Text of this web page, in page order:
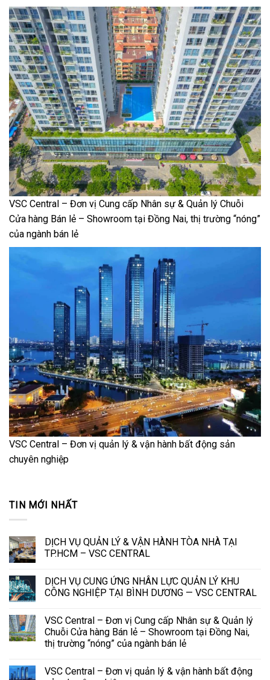
VSC Central – Đơn vị Cung cấp Nhân sự & Quản lý Chuỗi
Cửa hàng Bán lẻ – Showroom tại Đồng Nai, thị trường “nóng”
của ngành bán lẻ
VSC Central – Đơn vị quản lý & vận hành bất động sản
chuyên nghiệp
TIN MỚI NHẤT
DỊCH VỤ QUẢN LÝ & VẬN HÀNH TÒA NHÀ TẠI
TP.HCM – VSC CENTRAL
DỊCH VỤ CUNG ỨNG NHÂN LỰC QUẢN LÝ KHU
CÔNG NGHIỆP TẠI BÌNH DƯƠNG — VSC CENTRAL
VSC Central – Đơn vị Cung cấp Nhân sự & Quản lý
Chuỗi Cửa hàng Bán lẻ – Showroom tại Đồng Nai,
thị trường “nóng” của ngành bán lẻ
VSC Central – Đơn vị quản lý & vận hành bất động